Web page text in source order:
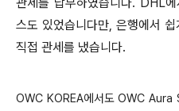
스도 있었습니다만, 은행에서
직접 관세를 냈습니다.
OWC KOREA에서도OWC Aura